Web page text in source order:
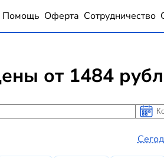
Помощь Оферта Сотрудничество
от 1484
Когда
Когда